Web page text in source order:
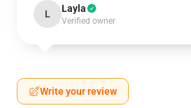
L Layla
Verified owner
Write your review